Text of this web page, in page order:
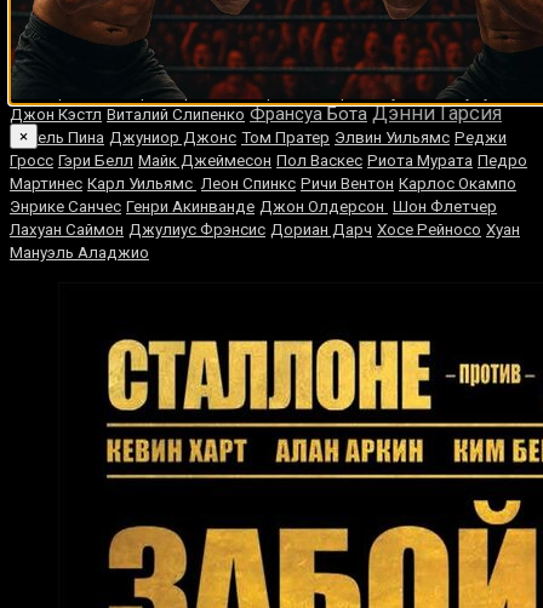
Пирияпиньо Дэвид Диас Тим Эллиотт Косме Ривера Лучано
Леонель Куэльо Артем Дамковский Франсиско Фонсека Чейз
Хупер
Питер Макнили Роман Долидзе Луис Анхель Фирпо Рейко
Кевин Брэзьер Ленье Перо Митч Грин
Паулино Ускудун
Джон Кэстл Виталий Слипенко Франсуа Бота Дэнни Гарсия
Мигель Пина Джуниор Джонс Том Пратер Элвин Уильямс Реджи
Гросс Гэри Белл Майк Джеймесон Пол Васкес Риота Мурата Педро
Мартинес Карл Уильямс Леон Спинкс Ричи Вентон Карлос Окампо
Энрике Санчес Генри Акинванде Джон Олдерсон Шон Флетчер
Лахуан Саймон Джулиус Фрэнсис Дориан Дарч Хосе Рейносо Хуан
Мануэль Аладжио
×